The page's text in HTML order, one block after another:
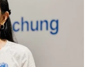
dự trữ ngoại
ngoại hối và vàng